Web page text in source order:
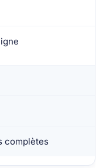
complètes